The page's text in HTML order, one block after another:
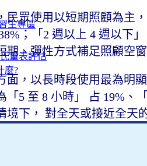
生專區
量表評估
麼?
民眾使用以短期照顧為主
；「2 週以上 4 週以下
期、彈性方式補足照顧空
面，以長時段使用最為明
「5 至 8 小時」 占 19%、
境下， 對全天或接近全天